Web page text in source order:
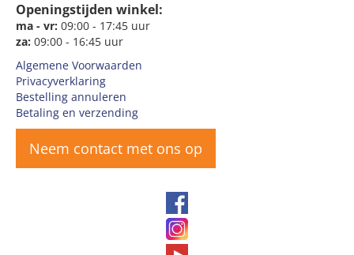
Openingstijden winkel:
ma - vr: 09:00 - 17:45 uur
za: 09:00 - 16:45 uur
Algemene Voorwaarden
Privacyverklaring
Bestelling annuleren
Betaling en verzending
Neem contact met ons op